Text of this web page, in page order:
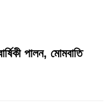
পালন, মোমবাতি